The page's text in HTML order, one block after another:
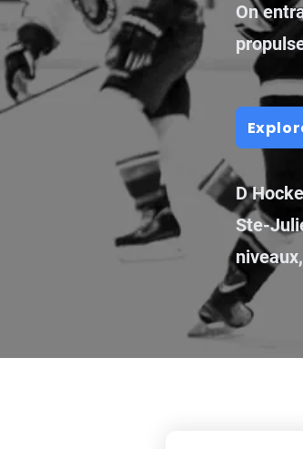
On
D
Ste-